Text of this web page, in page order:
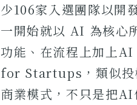
少106家入選團隊以
一開始就以 AI 為核心
功能、在流程上加上
for Startups，類似
商業模式，不只是把